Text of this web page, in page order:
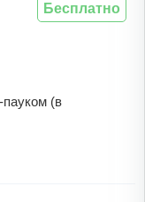
(в
Бесплатно